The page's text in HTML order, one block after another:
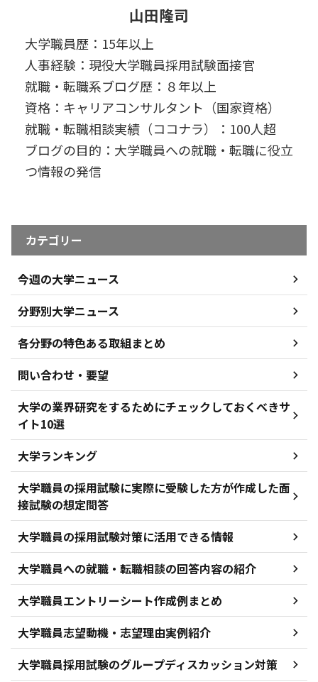
山田隆司
大学職員歴：15年以上
人事経験：現役大学職員採用試験面接官
就職・転職系ブログ歴：８年以上
資格：キャリアコンサルタント（国家資格）
就職・転職相談実績（ココナラ）：100人超
ブログの目的：大学職員への就職・転職に役立
つ情報の発信
カテゴリー
今週の大学ニュース
分野別大学ニュース
各分野の特色ある取組まとめ
問い合わせ・要望
大学の業界研究をするためにチェックしておくべきサ
イト10選
大学ランキング
大学職員の採用試験に実際に受験した方が作成した面
接試験の想定問答
大学職員の採用試験対策に活用できる情報
大学職員への就職・転職相談の回答内容の紹介
大学職員エントリーシート作成例まとめ
大学職員志望動機・志望理由実例紹介
大学職員採用試験のグループディスカッション対策